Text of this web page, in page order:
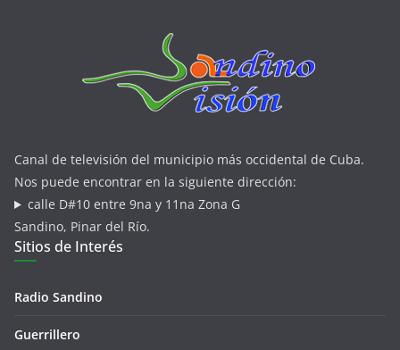
Canal de televisión del municipio más occidental de Cuba.
Nos puede encontrar en la siguiente dirección:
calle D#10 entre 9na y 11na Zona G
Sandino, Pinar del Río.
Sitios de Interés
Radio Sandino
Guerrillero